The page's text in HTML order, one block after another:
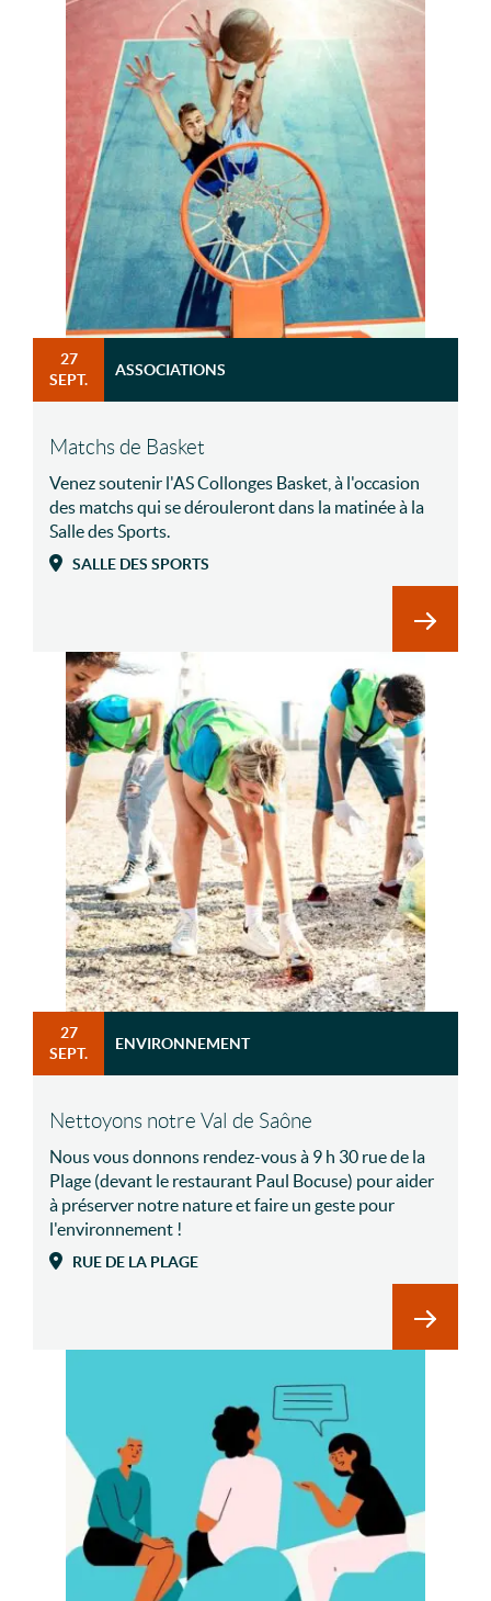
27
SEPT.
ASSOCIATIONS
Matchs de Basket
Venez soutenir l'AS Collonges Basket, à l'occasion
des matchs qui se dérouleront dans la matinée à la
Salle des Sports.
SALLE DES SPORTS
En
27
SEPT.
ENVIRONNEMENT
Nettoyons notre Val de Saône
Nous vous donnons rendez-vous à 9 h 30 rue de la
Plage (devant le restaurant Paul Bocuse) pour aider
à préserver notre nature et faire un geste pour
l'environnement !
RUE DE LA PLAGE
En